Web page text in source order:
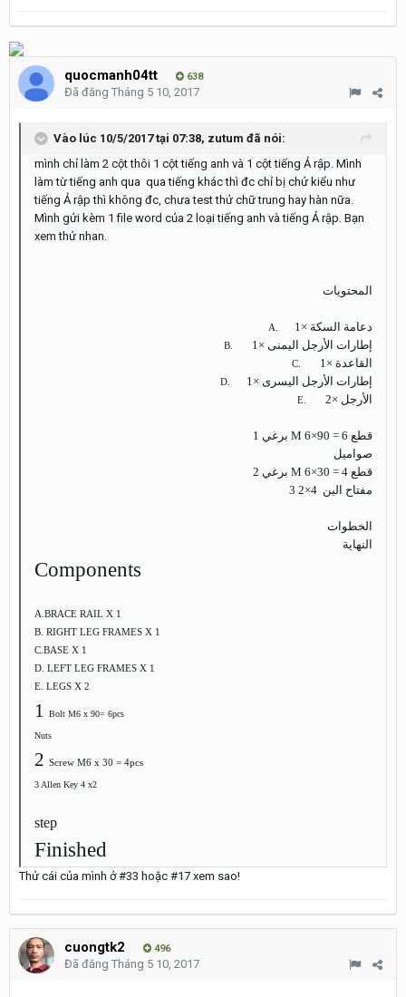
quocmanh04tt 638
Đã đăng Tháng 5 10, 2017
Vào lúc 10/5/2017 tại 07:38, zutum đã nói:
mình chỉ làm 2 cột thôi 1 cột tiếng anh và 1 cột tiếng Ả rập. Mình
làm từ tiếng anh qua qua tiếng khác thì đc chỉ bị chử kiểu như
tiếng Ả rập thì không đc, chưa test thử chữ trung hay hàn nữa.
Mình gửi kèm 1 file word của 2 loại tiếng anh và tiếng Ả rập. Bạn
xem thử nhan.
المحتويات
A. دعامة السكة ×1
B. إطارات الأرجل اليمنى ×1
C. القاعدة ×1
D. إطارات الأرجل اليسرى ×1
E. الأرجل ×2
1 برغي M
6×90 = 6 قطع
صواميل
2
M
6×30 = 4 قطع
3
مفتاح الين 4×2
الخطوات
النهاية
Components
A.BRACE RAIL X 1
B. RIGHT LEG FRAMES X 1
C.BASE X 1
D. LEFT LEG FRAMES X 1
E. LEGS X 2
1 Bolt M6 x 90= 6pcs
Nuts
2 Screw M6 x 30 = 4pcs
3 Allen Key 4 x2
step
Finished
Thử cái của mình ở #33 hoặc #17 xem sao!
cuongtk2 496
Đã đăng Tháng 5 10, 2017